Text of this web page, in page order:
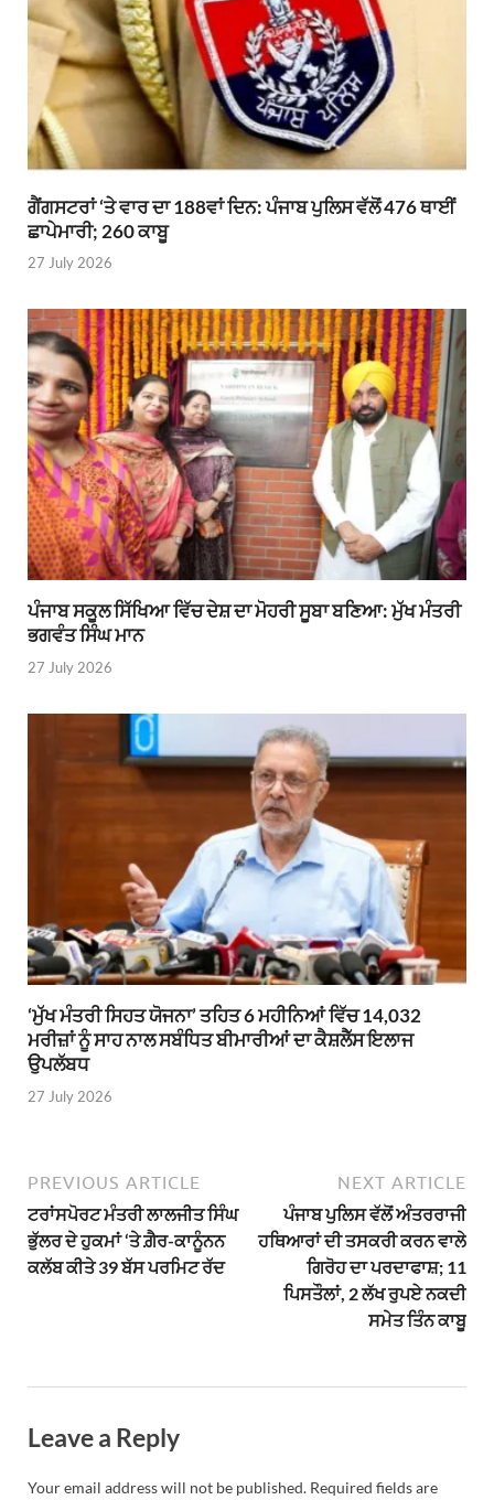
ਗੈਂਗਸਟਰਾਂ ‘ਤੇ ਵਾਰ ਦਾ 188ਵਾਂ ਦਿਨ: ਪੰਜਾਬ ਪੁਲਿਸ ਵੱਲੋਂ 476 ਥਾਈਂ
ਛਾਪੇਮਾਰੀ; 260 ਕਾਬੂ
27 July 2026
ਪੰਜਾਬ ਸਕੂਲ ਸਿੱਖਿਆ ਵਿੱਚ ਦੇਸ਼ ਦਾ ਮੋਹਰੀ ਸੂਬਾ ਬਣਿਆ: ਮੁੱਖ ਮੰਤਰੀ
ਭਗਵੰਤ ਸਿੰਘ ਮਾਨ
27 July 2026
‘ਮੁੱਖ ਮੰਤਰੀ ਸਿਹਤ ਯੋਜਨਾ’ ਤਹਿਤ 6 ਮਹੀਨਿਆਂ ਵਿੱਚ 14,032
ਮਰੀਜ਼ਾਂ ਨੂੰ ਸਾਹ ਨਾਲ ਸਬੰਧਿਤ ਬੀਮਾਰੀਆਂ ਦਾ ਕੈਸ਼ਲੈੱਸ ਇਲਾਜ
ਉਪਲੱਬਧ
27 July 2026
PREVIOUS ARTICLE
ਟਰਾਂਸਪੋਰਟ ਮੰਤਰੀ ਲਾਲਜੀਤ ਸਿੰਘ
ਭੁੱਲਰ ਦੇ ਹੁਕਮਾਂ ‘ਤੇ ਗ਼ੈਰ-ਕਾਨੂੰਨਨ
ਕਲੱਬ ਕੀਤੇ 39 ਬੱਸ ਪਰਮਿਟ ਰੱਦ
NEXT ARTICLE
ਪੰਜਾਬ ਪੁਲਿਸ ਵੱਲੋਂ ਅੰਤਰਰਾਜੀ
ਹਥਿਆਰਾਂ ਦੀ ਤਸਕਰੀ ਕਰਨ ਵਾਲੇ
ਗਿਰੋਹ ਦਾ ਪਰਦਾਫਾਸ਼; 11
ਪਿਸਤੌਲਾਂ, 2 ਲੱਖ ਰੁਪਏ ਨਕਦੀ
ਸਮੇਤ ਤਿੰਨ ਕਾਬੂ
Leave a Reply
Your email address will not be published. Required fields are